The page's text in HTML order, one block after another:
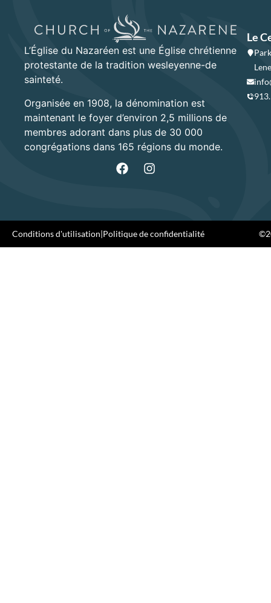
L’Église du Nazaréen est une Église chrétienne
protestante de la tradition wesleyenne-de
sainteté.
Organisée en 1908, la dénomination est
maintenant le foyer d’environ 2,5 millions de
membres adorant dans plus de 30 000
congrégations dans 165 régions du monde.
Le
Conditions d'utilisation|Politique de confidentialité